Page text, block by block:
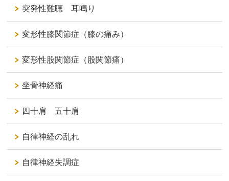
突発性難聴 耳鳴り
変形性膝関節症（膝の痛み）
変形性股関節症（股関節痛）
坐骨神経痛
四十肩 五十肩
自律神経の乱れ
自律神経失調症